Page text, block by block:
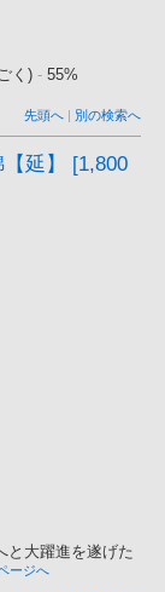
く) - 55%
先頭へ | 別の検索へ
延】 [1,800
と大躍進を遂げた
ージへ